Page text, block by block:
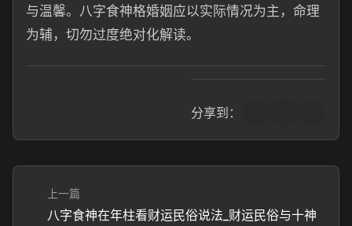
与温馨。八字食神格婚姻应以实际情况为主，命理
为辅，切勿过度绝对化解读。
分享到：
上一篇
八字食神在年柱看财运民俗说法_财运民俗与十神